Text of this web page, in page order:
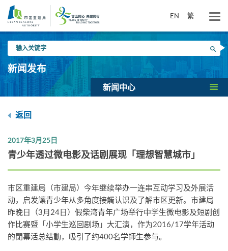
要
EN 繁
入
关
键
搜寻
新闻发布
新闻中心
返回
2017年3月25日
青少年透过微电影及话剧展现「理想智慧城市」
市区重建局（市建局）今年继续举办一连串互动学习及外展活
动，启发讓青少年从多角度接觸认识及了解市区更新。市建局
昨晚日（3月24日）假柴湾青年广场举行中学生微电影及短剧创
作比赛暨「小学生巡回剧场」大汇演，作为2016/17学年活动
的閉幕活总结動，吸引了约400名学師生参与。